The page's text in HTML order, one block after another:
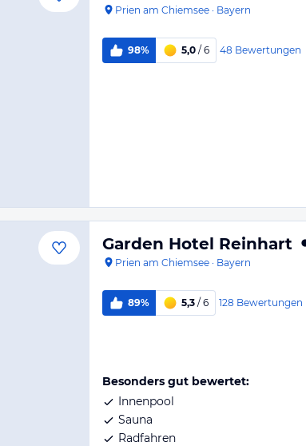
Prien am Chiemsee · Bayern
98% 5,0 / 6 48 Bewertungen
Garden Hotel Reinhart
Prien am Chiemsee · Bayern
89% 5,3 / 6 128 Bewertungen
Besonders gut bewertet:
Innenpool
Sauna
Radfahren